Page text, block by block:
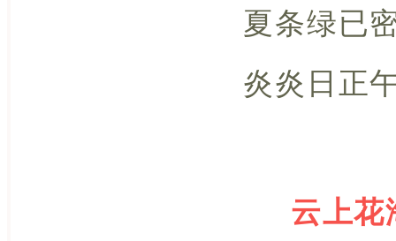
夏条绿已
炎炎日正
云上